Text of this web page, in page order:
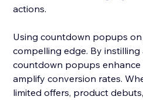
actions.
Using countdown popups
compelling edge. By instilling
countdown popups
amplify conversion rates.
limited offers, product